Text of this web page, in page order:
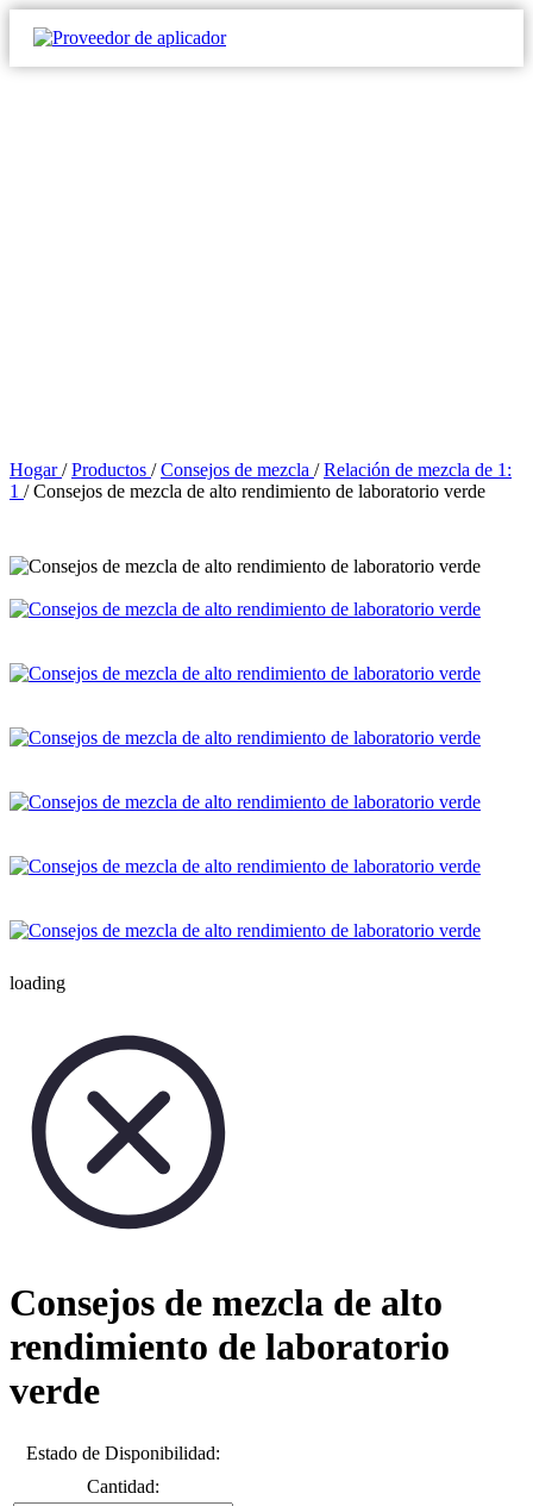
Hogar /Productos /Consejos de mezcla /Relación de mezcla de 1:
1 /Consejos de mezcla de alto rendimiento de laboratorio verde
loading
Consejos de mezcla de alto
rendimiento de laboratorio
verde
Estado de Disponibilidad:
Cantidad: